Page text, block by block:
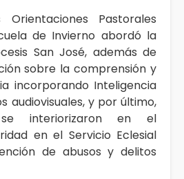
Pastorales
de Invierno abordó la
San José, además de
sobre la comprensión y
incorporando Inteligencia
audiovisuales, y por último,
interiorizaron en el
en el Servicio Eclesial
de abusos y delitos